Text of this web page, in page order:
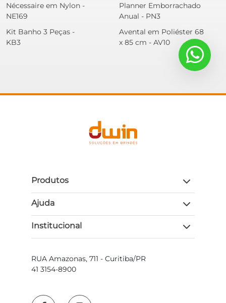
Nécessaire em Nylon -
NE169
Kit Banho 3 Peças -
KB3
Planner Emborrachado
Anual - PN3
Avental em Poliéster 68
x 85 cm - AV10
Produtos
Ajuda
Institucional
RUA Amazonas, 711 - Curitiba/PR
41 3154-8900